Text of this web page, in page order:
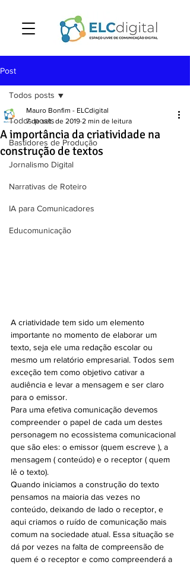
Post
Todos posts
Bastidores de Produção
Jornalismo Digital
Narrativas de Roteiro
IA para Comunicadores
Educomunicação
Todos posts
A importância da criatividade na
construção de textos
Mauro Bonfim - ELCdigital
7 de set. de 2019 2 min de leitura
A criatividade tem sido um elemento
importante no momento de elaborar um
texto, seja ele uma redação escolar ou
mesmo um relatório empresarial. Todos sem
exceção tem como objetivo cativar a
audiência e levar a mensagem e ser claro
para o emissor.
Para uma efetiva comunicação devemos
compreender o papel de cada um destes
personagem no ecossistema comunicacional
que são eles: o emissor (quem escreve ), a
mensagem ( conteúdo) e o receptor ( quem
lê o texto).
Quando iniciamos a construção do texto
pensamos na maioria das vezes no
conteúdo, deixando de lado o receptor, e
aqui criamos o ruído de comunicação mais
comum na sociedade atual. Essa situação se
dá por vezes na falta de compreensão de
quem é o receptor e como compreenderá a